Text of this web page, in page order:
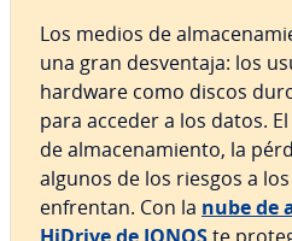
Los medios de
una gran de­s­ve­n­ta­ja: los
hardware como discos
para acceder a los datos.
de al­ma­ce­na­mie­n­to, la
algunos de los riesgos a
enfrentan. Con la nube de